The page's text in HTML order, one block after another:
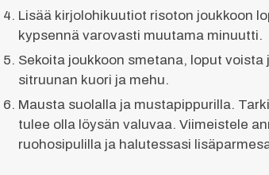
Lisää kirjolohikuutiot risoton joukkoon
kypsennä varovasti muutama minuutti.
Sekoita joukkoon smetana, loput voista
sitruunan kuori ja mehu.
Mausta suolalla ja mustapippurilla.
tulee olla löysän valuvaa. Viimeistele
ruohosipulilla ja halutessasi